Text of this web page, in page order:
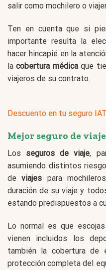
salir como mochilero o
Ten en cuenta que si
importante resulta la
hacer hincapié en la
lacobertura médicaque
viajeros de su contrato.
Descuento en tu seguro
Mejor seguro de viaje
Los seguros de viaje,
asumiendo distintos
deviajes para
duración de su viaje y
estando predispuestos a
Lo normal es que
vienen incluidos los
también la cobertura de
protección completa del